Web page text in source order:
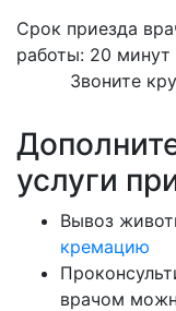
Срок приезда
работы: 20 минут
Звоните
услуги
Вывоз
кремацию
врачом